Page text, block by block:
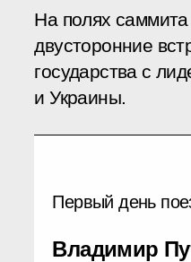
На полях саммита
двусторонние
государства с
и Украины.
Первый день
Владимир